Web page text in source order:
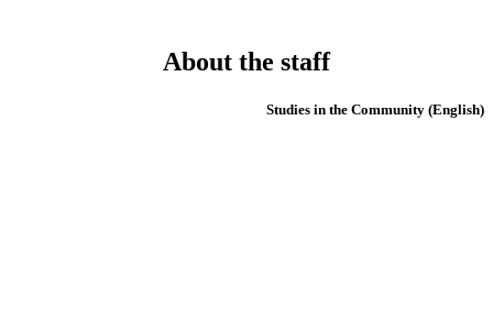
About the staff
(English) Studies in the Community